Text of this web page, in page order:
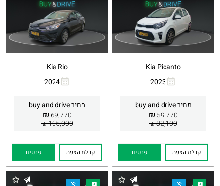
Kia Picanto
2023
מחיר buy and drive
59,770
₪
82,100 ₪
Whatsapp
קבלת הצעה פרטים
Kia Rio
2024
מחיר buy and drive
69,770
₪
105,000 ₪
Whatsapp
קבלת הצעה פרטים